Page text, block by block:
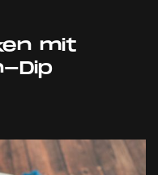
mit
Dip